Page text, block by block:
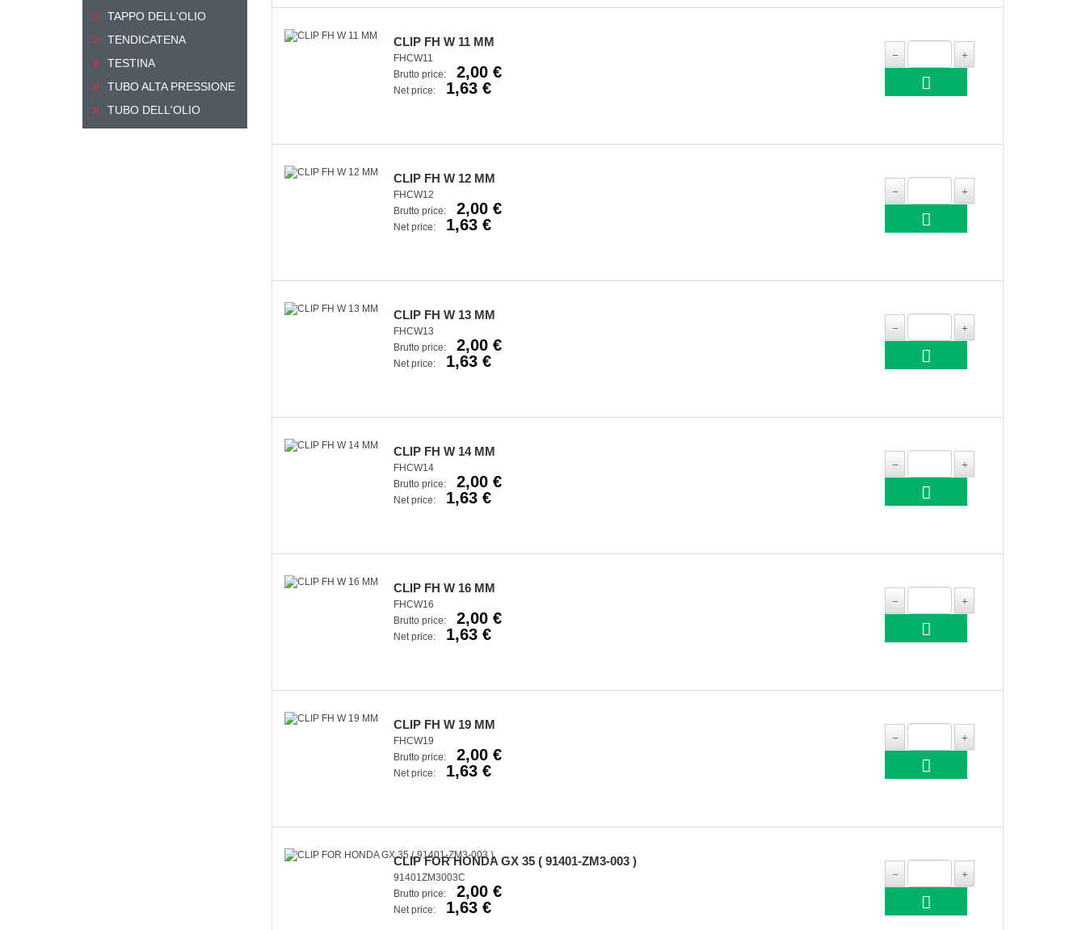
TAPPO DELL'OLIO
TENDICATENA
TESTINA
TUBO ALTA PRESSIONE
TUBO DELL'OLIO
CLIP FH W 11 MM
FHCW11
Brutto price:
2,00 €
Net price: 1,63 €
CLIP FH W 12 MM
FHCW12
Brutto price:
2,00 €
Net price: 1,63 €
CLIP FH W 13 MM
FHCW13
Brutto price:
2,00 €
Net price: 1,63 €
CLIP FH W 14 MM
FHCW14
Brutto price:
2,00 €
Net price: 1,63 €
CLIP FH W 16 MM
FHCW16
Brutto price:
2,00 €
Net price: 1,63 €
CLIP FH W 19 MM
FHCW19
Brutto price:
2,00 €
Net price: 1,63 €
CLIP FOR HONDA GX 35 ( 91401-ZM3-003 )
91401ZM3003C
Brutto price:
2,00 €
Net price: 1,63 €